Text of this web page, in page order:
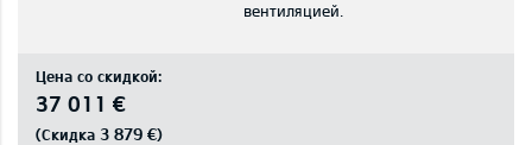
вентиляцией.
Цена со скидкой:
37 011 €
(Скидка 3 879 €)